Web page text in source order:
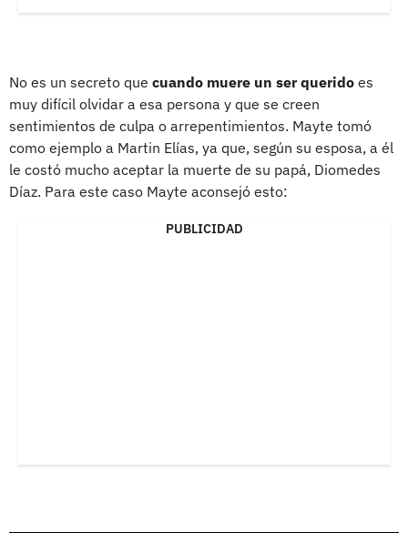
No es un secreto que cuando muere un ser querido es
muy difícil olvidar a esa persona y que se creen
sentimientos de culpa o arrepentimientos. Mayte tomó
como ejemplo a Martin Elías, ya que, según su esposa, a él
le costó mucho aceptar la muerte de su papá, Diomedes
Díaz. Para este caso Mayte aconsejó esto:
PUBLICIDAD